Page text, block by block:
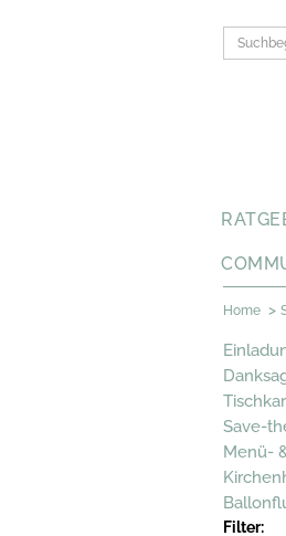
Home >
Save-
Menü-
Filter: